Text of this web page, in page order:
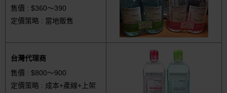
售價 : $360～390
定價策略 : 當地販售
台灣代理商
售價 : $800～900
定價策略 : 成本+產線+上架